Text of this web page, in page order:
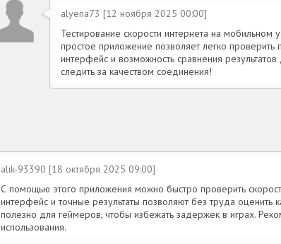
alyena73 [12 ноября 2025 00:00]
Тестирование скорости интернета на мобильном
простое приложение позволяет легко проверить
интерфейс и возможность сравнения
следить за качеством соединения!
alik-93390 [18 октября 2025 09:00]
С помощью этого приложения можно быстро проверить
интерфейс и точные результаты позволяют без труда оценить
полезно для геймеров, чтобы избежать задержек в играх.
использования.